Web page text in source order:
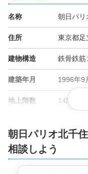
名称 朝日パリ
住所 東京都足
建物構造 鉄骨鉄筋
建築年月 1996年9
地上階数 14階
管理会社
朝日パリオ北千
相談しよう